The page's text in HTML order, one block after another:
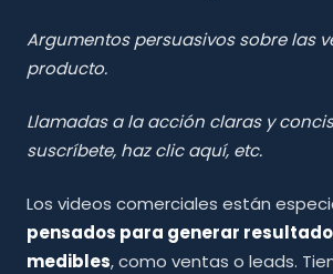
Argumentos persuasivos sobre las
producto.
Llamadas a la acción claras y
suscríbete, haz clic aquí, etc.
Los videos comerciales están
pensados para generar
medibles, como ventas o leads.